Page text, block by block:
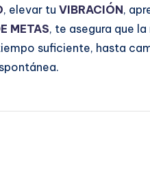
, elevar tu VIBRACIÓN,
METAS, te asegura que
suficiente, hasta